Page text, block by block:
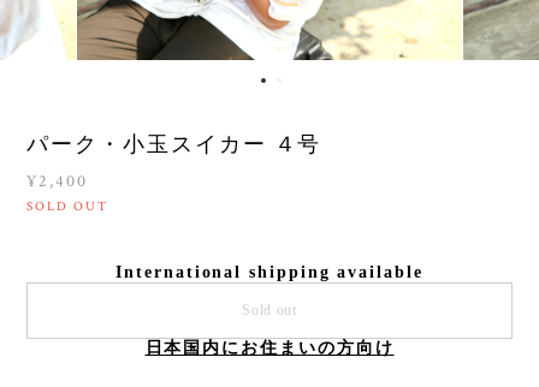
パーク・小玉スイカー ４号
¥2,400
SOLD OUT
International shipping available
Sold out
日本国内にお住まいの方向け